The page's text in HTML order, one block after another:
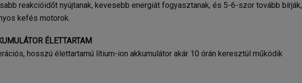
reakcióidőt nyújtanak, kevesebb energiát fogyasztanak, és 5-6-szor tovább bírják,
kefés motorok.
ÉLETTARTAM
hosszú élettartamú lítium-ion akkumulátor akár 10 órán keresztül működik